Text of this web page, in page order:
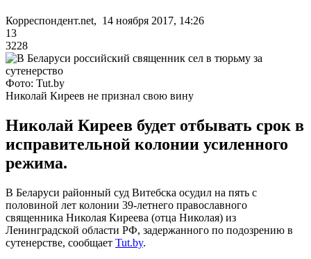
Корреспондент.net, 14 ноября 2017, 14:26
13
3228
Фото: Tut.by
Николай Киреев не признал свою вину
Николай Киреев будет отбывать срок в
исправительной колонии усиленного
режима.
В Беларуси районный суд Витебска осудил на пять с
половиной лет колонии 39-летнего православного
священника Николая Киреева (отца Николая) из
Ленинградской области РФ, задержанного по подозрению в
сутенерстве, сообщает Tut.by.